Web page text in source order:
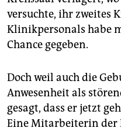
versuchte, ihr zweites
Klinikpersonals habe
Chance gegeben.
Doch weil auch die
Anwesenheit als
gesagt, dass er jetzt
Eine Mitarbeiterin der